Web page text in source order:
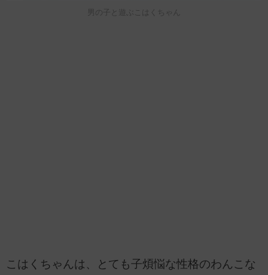
男の子と遊ぶこはくちゃん
こはくちゃんは、とても子煩悩な性格のわんこな